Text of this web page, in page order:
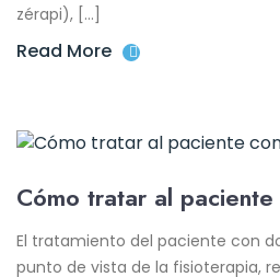
zérapi), […]
Read More
Cómo tratar al
El tratamiento del paciente con
punto de vista de la fisioterapia,